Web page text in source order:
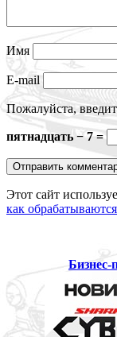
Имя
E-mail
Пожалуйста,
пятнадцать − 7 =
Этот сайт
как
Бизнес-